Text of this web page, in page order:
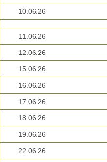
10.06.26
11.06.26
12.06.26
15.06.26
16.06.26
17.06.26
18.06.26
19.06.26
22.06.26